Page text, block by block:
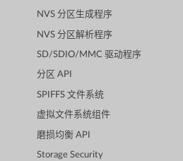
NVS 分区生成程序
NVS 分区解析程序
SD/SDIO/MMC 驱动程序
分区 API
SPIFFS 文件系统
虚拟文件系统组件
磨损均衡 API
Storage Security